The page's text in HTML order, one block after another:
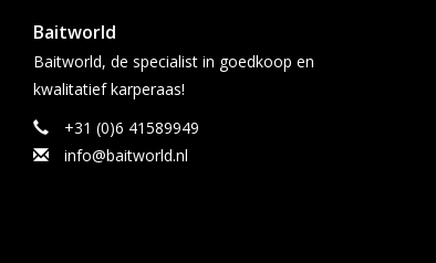
Baitworld
Baitworld, de specialist in goedkoop en
kwalitatief karperaas!
+31 (0)6 41589949
info@baitworld.nl